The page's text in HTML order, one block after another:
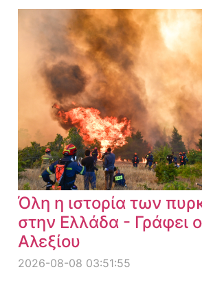
Όλη η ιστορία των
στην Ελλάδα - Γράφει
Αλεξίου
2026-08-08 03:51:55